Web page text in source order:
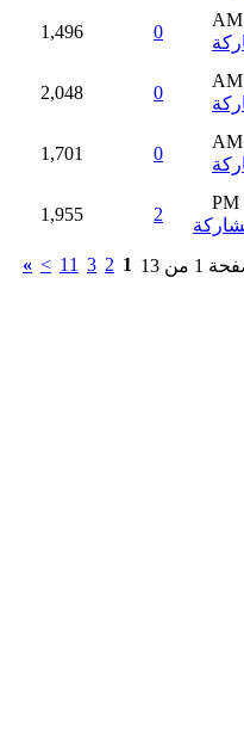
0
1,496
0
2,048
0
1,701
2
1,955
1 من 13 1
2
3
11
>
»